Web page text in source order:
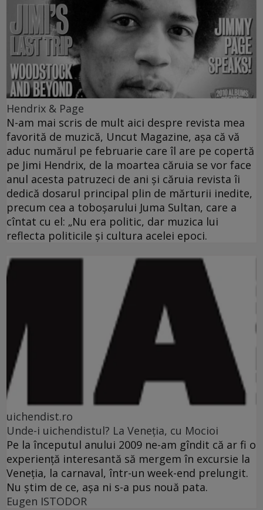
Hendrix & Page
N-am mai scris de mult aici despre revista mea
favorită de muzică, Uncut Magazine, aşa că vă
aduc numărul pe februarie care îl are pe copertă
pe Jimi Hendrix, de la moartea căruia se vor face
anul acesta patruzeci de ani şi căruia revista îi
dedică dosarul principal plin de mărturii inedite,
precum cea a toboşarului Juma Sultan, care a
cîntat cu el: „Nu era politic, dar muzica lui
reflecta politicile şi cultura acelei epoci.
uichendist.ro
Unde-i uichendistul? La Veneţia, cu Mocioi
Pe la începutul anului 2009 ne-am gîndit că ar fi o
experienţă interesantă să mergem în excursie la
Veneţia, la carnaval, într-un week-end prelungit.
Nu ştim de ce, aşa ni s-a pus nouă pata.
Eugen ISTODOR